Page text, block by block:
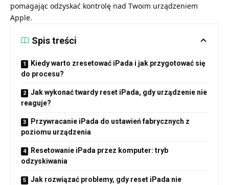
pomagając odzyskać kontrolę nad Twoim urządzeniem
Apple.
Spis treści
Kiedy warto zresetować iPada i jak przygotować się
do procesu?
Jak wykonać twardy reset iPada, gdy urządzenie nie
reaguje?
Przywracanie iPada do ustawień fabrycznych z
poziomu urządzenia
Resetowanie iPada przez komputer: tryb
odzyskiwania
Jak rozwiązać problemy, gdy reset iPada nie